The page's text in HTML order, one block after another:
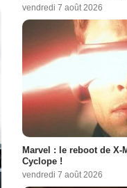
vendredi 7 août 2026
Marvel : le reboot de X-
Cyclope !
vendredi 7 août 2026